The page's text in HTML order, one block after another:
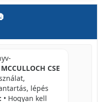
MCCULLOCH CSE
lépés
• Hogyan kell